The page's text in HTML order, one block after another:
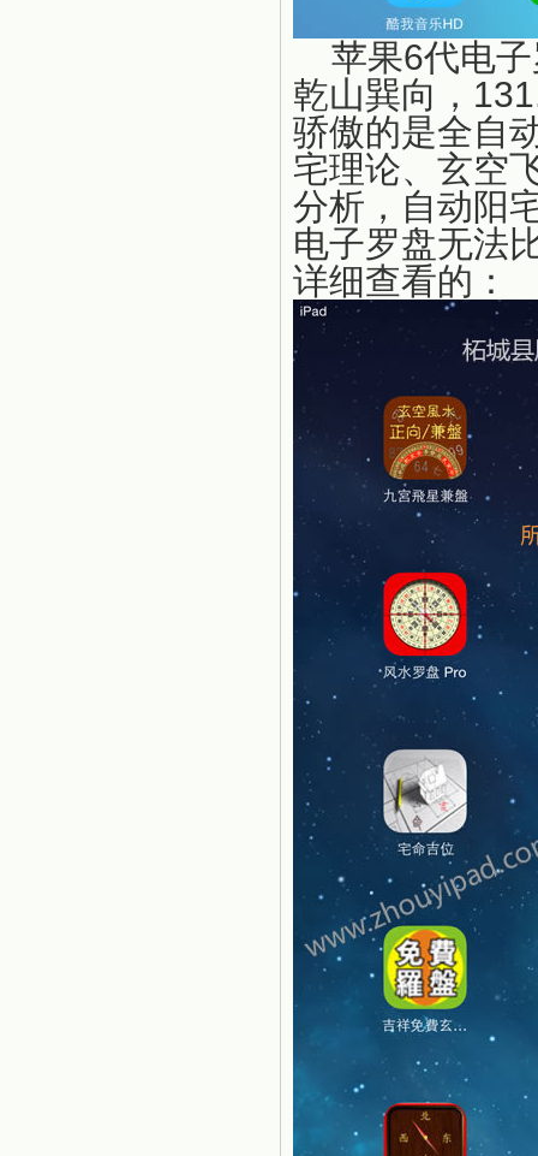
苹果6代电子
乾山巽向，
骄傲的是全自
宅理论、玄空
分析，自动阳
电子罗盘无法
详细查看的：